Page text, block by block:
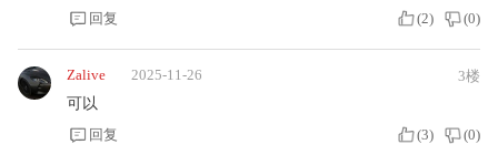
回复
(2) (0)
Zalive 2025-11-26
3楼
可以
回复
(3) (0)